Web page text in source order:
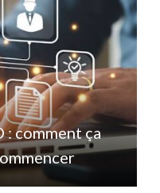
: comment ça